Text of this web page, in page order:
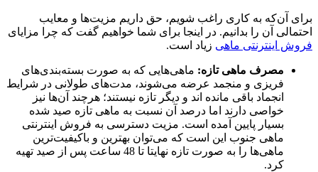
برای آن‌که به کاری راغب شویم، حق داریم مزیت‌ها و معایب
احتمالی آن را بدانیم. در اینجا برای شما خواهیم گفت که چرا مزایای
فروش اینترنتی ماهی زیاد است.
مصرف ماهی تازه: ماهی‌هایی که به صورت بسته‌بندی‌های
فریزی و منجمد عرضه می‌شوند، مدت‌های طولانی در شرایط
انجماد باقی مانده اند و دیگر تازه نیستند؛ هرچند آن‌ها نیز
خواصی دارند اما درصد آن نسبت به ماهی تازه صید شده
بسیار پایین آمده است. مزیت دسترسی به فروش اینترنتی
ماهی جنوب این است که می‌توان بهترین و باکیفیت‌ترین
ماهی‌ها را به صورت تازه نهایتا تا 48 ساعت پس از صید تهیه
کرد.